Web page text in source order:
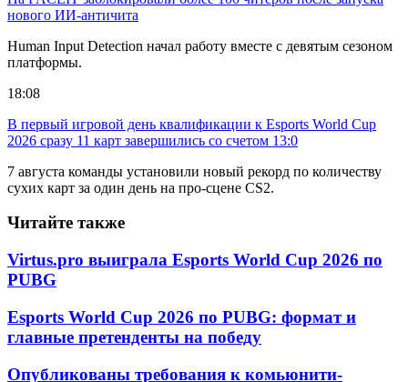
нового ИИ-античита
Human Input Detection начал работу вместе с девятым сезоном
платформы.
18:08
В первый игровой день квалификации к Esports World Cup
2026 сразу 11 карт завершились со счетом 13:0
7 августа команды установили новый рекорд по количеству
сухих карт за один день на про-сцене CS2.
Читайте также
Virtus.pro выиграла Esports World Cup 2026 по
PUBG
Esports World Cup 2026 по PUBG: формат и
главные претенденты на победу
Опубликованы требования к комьюнити-